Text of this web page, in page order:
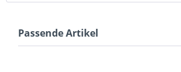
Passende Artikel